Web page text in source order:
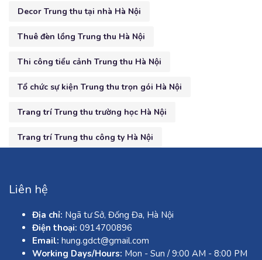
Decor Trung thu tại nhà Hà Nội
Thuê đèn lồng Trung thu Hà Nội
Thi công tiểu cảnh Trung thu Hà Nội
Tổ chức sự kiện Trung thu trọn gói Hà Nội
Trang trí Trung thu trường học Hà Nội
Trang trí Trung thu công ty Hà Nội
Liên hệ
Địa chỉ: Ngã tư Sở, Đống Đa, Hà Nội
Điện thoại: 0914700896
Email: hung.gdct@gmail.com
Working Days/Hours: Mon - Sun / 9:00 AM - 8:00 PM